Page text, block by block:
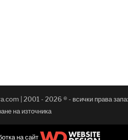
| 2001 - 2026 ® - всички права
на източника
на сайт